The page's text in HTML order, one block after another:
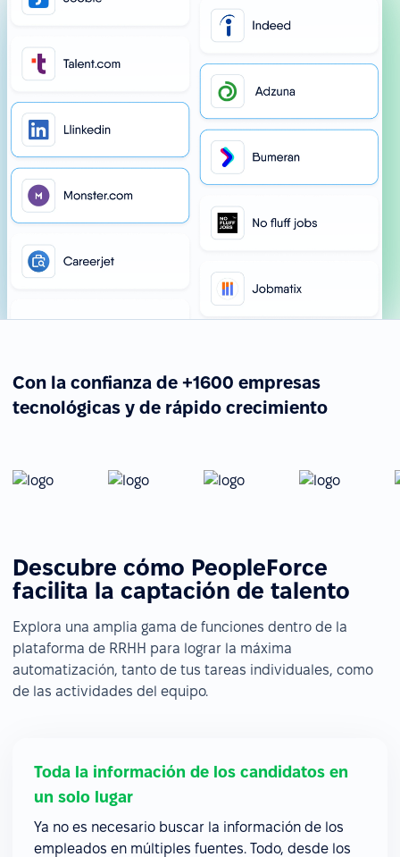
Con la confianza de +1600 empresas
tecnológicas y de rápido crecimiento
Descubre cómo PeopleForce
facilita la captación de talento
Explora una amplia gama de funciones dentro de la
plataforma de RRHH para lograr la máxima
automatización, tanto de tus tareas individuales, como
de las actividades del equipo.
Toda la información de los candidatos en
un solo lugar
Ya no es necesario buscar la información de los
empleados en múltiples fuentes. Todo, desde los